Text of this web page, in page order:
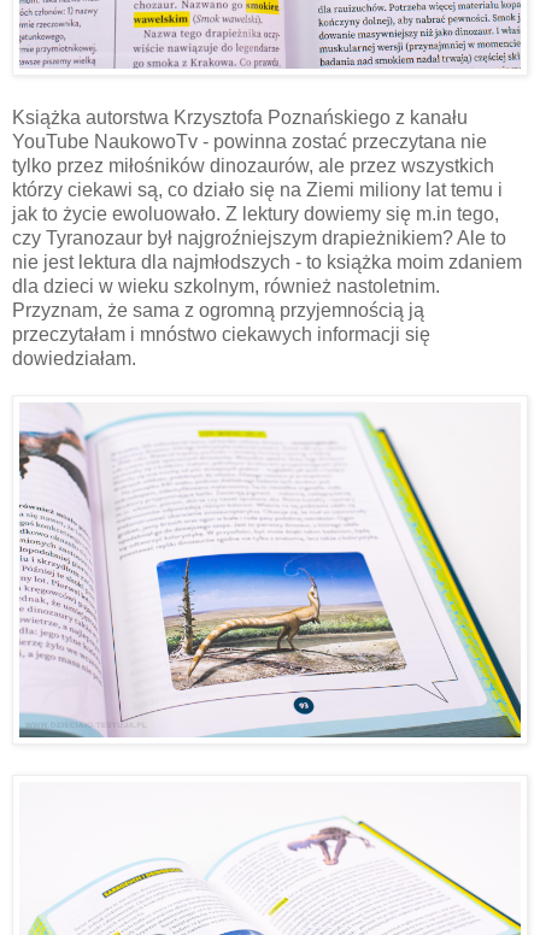
Książka autorstwa Krzysztofa Poznańskiego z kanału
YouTube NaukowoTv - powinna zostać przeczytana nie
tylko przez miłośników dinozaurów, ale przez wszystkich
którzy ciekawi są, co działo się na Ziemi miliony lat temu i
jak to życie ewoluowało. Z lektury dowiemy się m.in tego,
czy Tyranozaur był najgroźniejszym drapieżnikiem? Ale to
nie jest lektura dla najmłodszych - to książka moim zdaniem
dla dzieci w wieku szkolnym, również nastoletnim.
Przyznam, że sama z ogromną przyjemnością ją
przeczytałam i mnóstwo ciekawych informacji się
dowiedziałam.